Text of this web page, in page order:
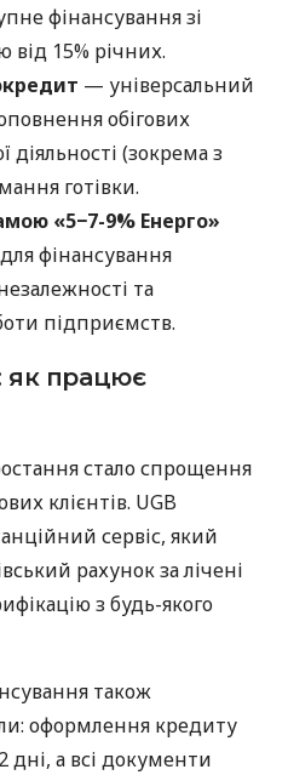
фінансування зі
15% річних.
— універсальний
обігових
діяльності (зокрема з
готівки.
«5−7-9% Енерго»
фінансування
та
підприємств.
як працює
стало спрощення
клієнтів. UGB
сервіс, який
рахунок за лічені
з будь-якого
також
оформлення кредиту
дні, а всі документи